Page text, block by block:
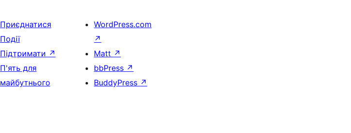
Приєднатися
Події
Підтримати ↗
П'ять для
майбутнього
WordPress.com
↗
Matt ↗
bbPress ↗
BuddyPress ↗